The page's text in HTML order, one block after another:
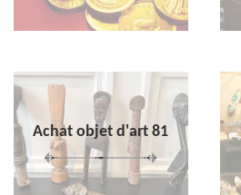
Achat objet d'art 81